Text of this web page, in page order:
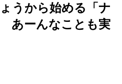
うから始める「ナ
あーんなことも実